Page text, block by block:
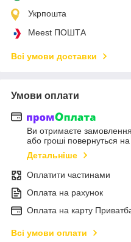
Укрпошта
Meest ПОШТА
Всі умови доставки
Умови оплати
Ви отримаєте замовлення
або гроші повернуться
Детальніше
Оплатити частинами
Оплата на рахунок
Оплата на карту
Всі умови оплати